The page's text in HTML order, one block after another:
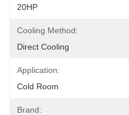
20HP
Cooling Method:
Direct Cooling
Application:
Cold Room
Brand: